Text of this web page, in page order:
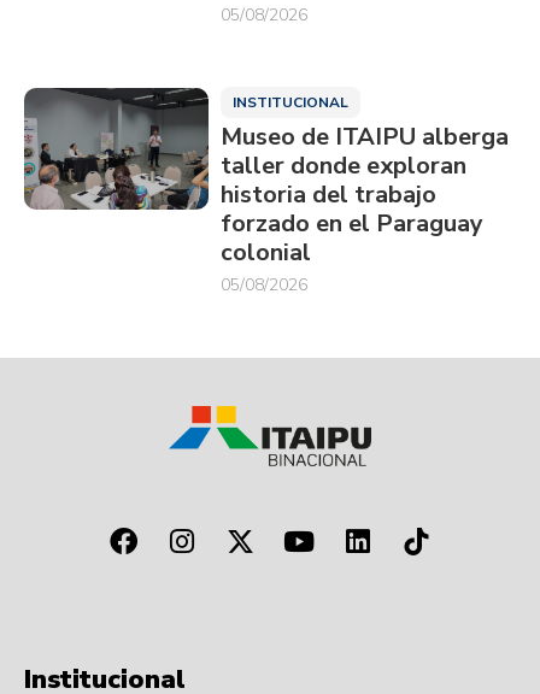
05/08/2026
INSTITUCIONAL
Museo de ITAIPU alberga
taller donde exploran
historia del trabajo
forzado en el Paraguay
colonial
05/08/2026
Institucional